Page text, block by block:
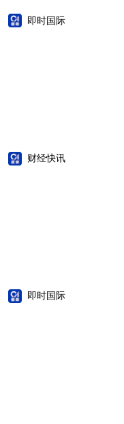
即时国际
财经快讯
即时国际